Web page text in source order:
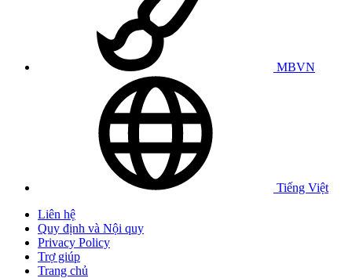
MBVN
Tiếng Việt
Liên hệ
Quy định và Nội quy
Privacy Policy
Trợ giúp
Trang chủ